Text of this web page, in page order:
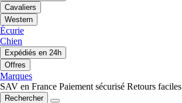
Cavaliers
Western
Écurie
Chien
Expédiés en 24h
Offres
Marques
SAV en France Paiement sécurisé Retours faciles
Rechercher